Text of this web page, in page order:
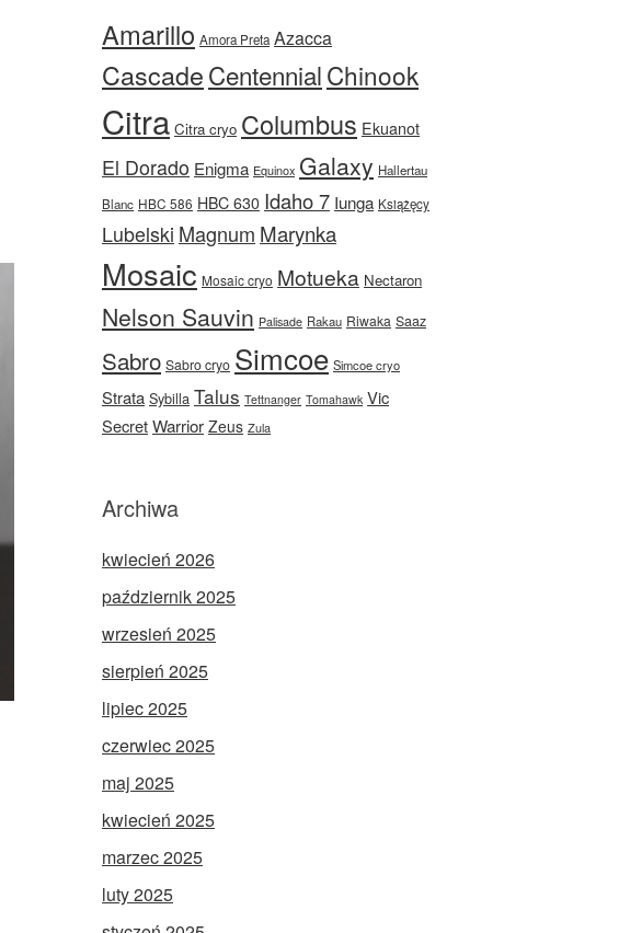
Amarillo Amora Preta Azacca
CascadeCentennialChinook
Citra Citra cryo Columbus Ekuanot
El Dorado Enigma Equinox Galaxy Hallertau
Blanc HBC 586 HBC 630 Idaho 7 Iunga Książęcy
Lubelski Magnum Marynka
Mosaic Mosaic cryo Motueka Nectaron
Nelson Sauvin Palisade Rakau Riwaka Saaz
Sabro Sabro cryo Simcoe Simcoe cryo
Strata Sybilla Talus Tettnanger Tomahawk Vic
SecretWarrior Zeus Zula
Archiwa
kwiecień 2026
październik 2025
wrzesień 2025
sierpień 2025
lipiec 2025
czerwiec 2025
maj 2025
kwiecień 2025
marzec 2025
luty 2025